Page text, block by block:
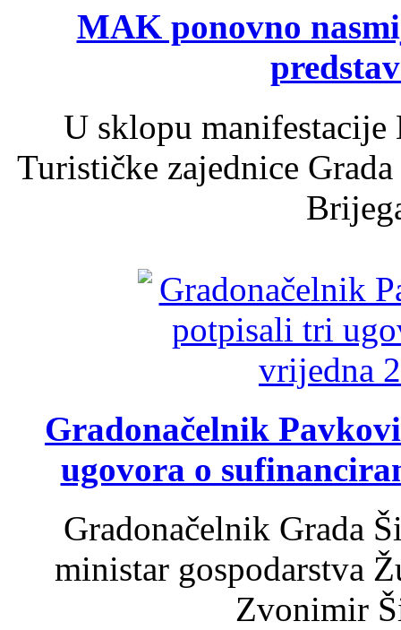
MAK ponovno
U sklopu
Turističke zajednice
Gradonačelnik
ugovora o
Gradonačelnik Grada
ministar gospodarstva
Zvonimir